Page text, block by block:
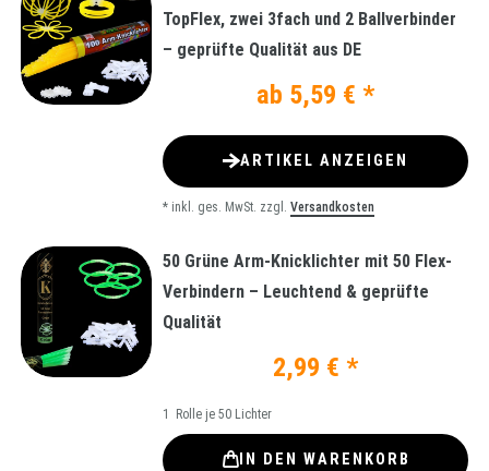
TopFlex, zwei 3fach und 2 Ballverbinder
– geprüfte Qualität aus DE
ab 5,59 € *
ARTIKEL ANZEIGEN
* inkl. ges. MwSt. zzgl. Versandkosten
50 Grüne Arm-Knicklichter mit 50 Flex-
Verbindern – Leuchtend & geprüfte
Qualität
2,99 € *
1 Rolle je 50 Lichter
IN DEN WARENKORB